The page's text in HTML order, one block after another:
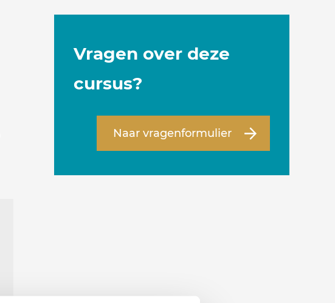
Vragen over deze
cursus?
Naar vragenformulier